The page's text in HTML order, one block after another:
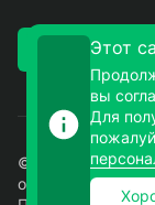
Заказать
© 2026. ЗУМ-СМД
оптом и в
Этот
вы
Для